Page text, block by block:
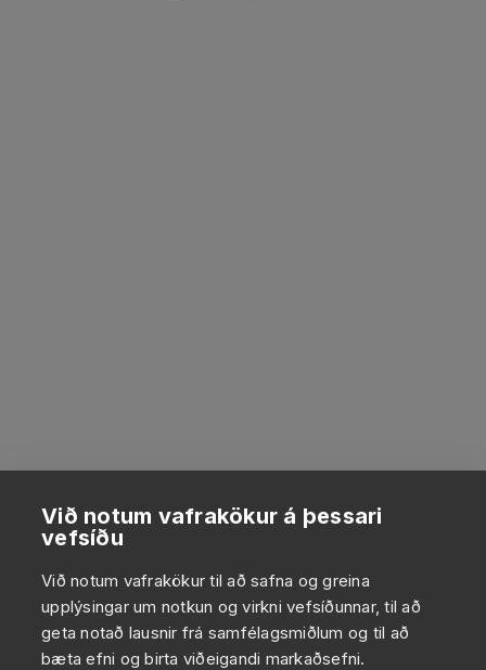
Við notum vafrakökur á þessari
vefsíðu
Við notum vafrakökur til að safna og greina
upplýsingar um notkun og virkni vefsíðunnar, til að
geta notað lausnir frá samfélagsmiðlum og til að
bæta efni og birta viðeigandi markaðsefni.